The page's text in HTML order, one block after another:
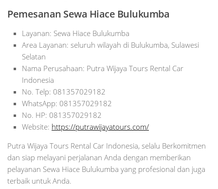
Pemesanan Sewa Hiace Bulukumba
Layanan: Sewa Hiace Bulukumba
Area Layanan: seluruh wilayah di Bulukumba, Sulawesi
Selatan
Nama Perusahaan: Putra Wijaya Tours Rental Car
Indonesia
No. Telp: 081357029182
WhatsApp: 081357029182
No. HP: 081357029182
Website: https://putrawijayatours.com/
Putra Wijaya Tours Rental Car Indonesia, selalu Berkomitmen
dan siap melayani perjalanan Anda dengan memberikan
pelayanan Sewa Hiace Bulukumba yang profesional dan juga
terbaik untuk Anda.